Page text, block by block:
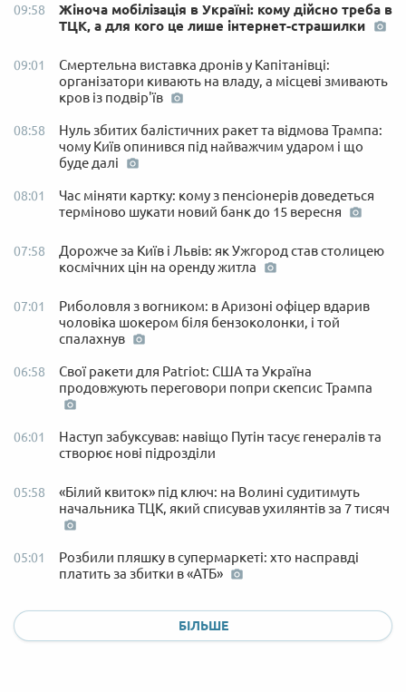
09:58
Жіноча мобілізація в Україні: кому дійсно треба в
ТЦК, а для кого це лише інтернет-страшилки
09:01
Смертельна виставка дронів у Капітанівці:
організатори кивають на владу, а місцеві змивають
кров із подвір'їв
08:58
Нуль збитих балістичних ракет та відмова Трампа:
чому Київ опинився під найважчим ударом і що
буде далі
08:01
Час міняти картку: кому з пенсіонерів доведеться
терміново шукати новий банк до 15 вересня
07:58
Дорожче за Київ і Львів: як Ужгород став столицею
космічних цін на оренду житла
07:01
Риболовля з вогником: в Аризоні офіцер вдарив
чоловіка шокером біля бензоколонки, і той
спалахнув
06:58
Свої ракети для Patriot: США та Україна
продовжують переговори попри скепсис Трампа
06:01
Наступ забуксував: навіщо Путін тасує генералів та
створює нові підрозділи
05:58
«Білий квиток» під ключ: на Волині судитимуть
начальника ТЦК, який списував ухилянтів за 7 тисяч
05:01
Розбили пляшку в супермаркеті: хто насправді
платить за збитки в «АТБ»
БІЛЬШЕ